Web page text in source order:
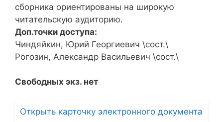
сборника ориентированы на широкую
читательскую аудиторию.
Доп.точки доступа:
Чиндяйкин, Юрий Георгиевич \сост.\
Рогозин, Александр Васильевич \сост.\
Свободных экз. нет
Открыть карточку электронного документа